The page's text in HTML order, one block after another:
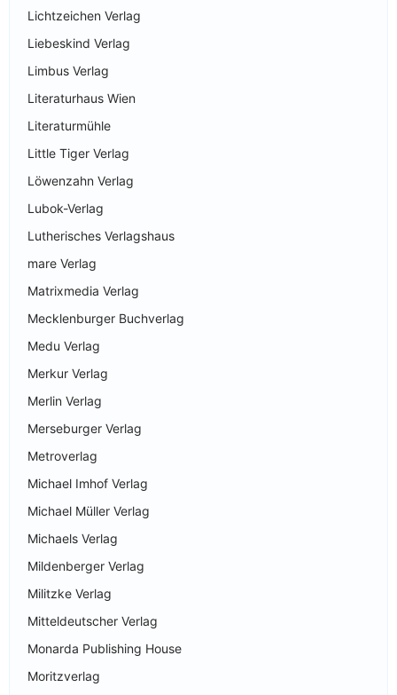
Lichtzeichen Verlag
Liebeskind Verlag
Limbus Verlag
Literaturhaus Wien
Literaturmühle
Little Tiger Verlag
Löwenzahn Verlag
Lubok-Verlag
Lutherisches Verlagshaus
mare Verlag
Matrixmedia Verlag
Mecklenburger Buchverlag
Medu Verlag
Merkur Verlag
Merlin Verlag
Merseburger Verlag
Metroverlag
Michael Imhof Verlag
Michael Müller Verlag
Michaels Verlag
Mildenberger Verlag
Militzke Verlag
Mitteldeutscher Verlag
Monarda Publishing House
Moritzverlag